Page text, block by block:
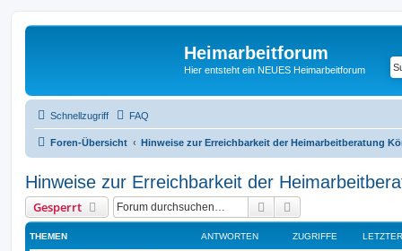
Heimarbeitforum
Hier entsteht ein NEUES Heimarbeitforum
Schnellzugriff FAQ
Foren-Übersicht Hinweise zur Erreichbarkeit der Heimarbeitberatung
Hinweise zur Erreichbarkeit der
Gesperrt Suche
THEMEN ANTWORTEN ZUGRIFFE